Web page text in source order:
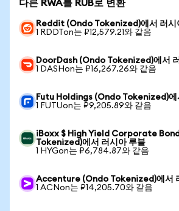
다른 RWA를 RUB로 변환
Reddit (Ondo Tokenized)에서 러시
1 RDDTon는 ₽12,579.21와 같음
DoorDash (Ondo Tokenized)에서
1 DASHon는 ₽16,267.26와 같음
Futu Holdings (Ondo Tokenized)에
1 FUTUon는 ₽9,205.89와 같음
iBoxx $ High Yield Corporate
Tokenized)에서 러시아 루블
1 HYGon는 ₽6,784.87와 같음
Accenture (Ondo Tokenized)에서
1 ACNon는 ₽14,205.70와 같음